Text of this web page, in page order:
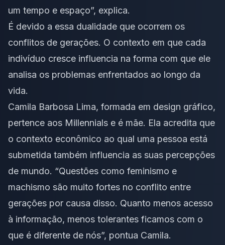
um tempo e espaço”, explica.
É devido a essa dualidade que ocorrem os
conflitos de gerações. O contexto em que cada
indivíduo cresce influencia na forma com que ele
analisa os problemas enfrentados ao longo da
vida.
Camila Barbosa Lima, formada em design gráfico,
pertence aos Millennials e é mãe. Ela acredita que
o contexto econômico ao qual uma pessoa está
submetida também influencia as suas percepções
de mundo. “Questões como feminismo e
machismo são muito fortes no conflito entre
gerações por causa disso. Quanto menos acesso
à informação, menos tolerantes ficamos com o
que é diferente de nós”, pontua Camila.